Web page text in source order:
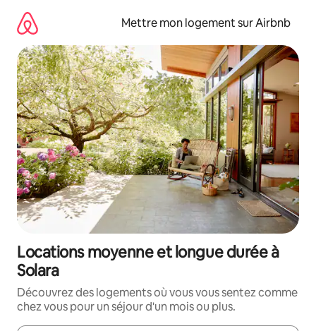
directement
contenu
Mettre mon logement sur Airbnb
Locations moyenne et longue durée à
Solara
Découvrez des logements où vous vous sentez comme
chez vous pour un séjour d'un mois ou plus.